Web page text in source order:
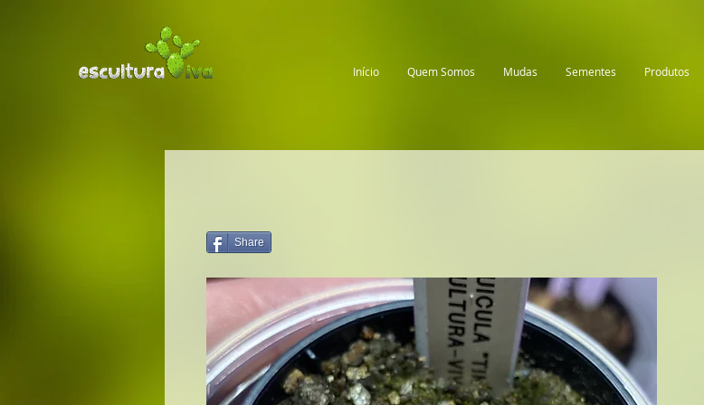
Início Quem Somos Mudas Sementes Produtos
Share